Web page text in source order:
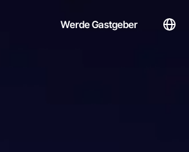
Werde Gastgeber